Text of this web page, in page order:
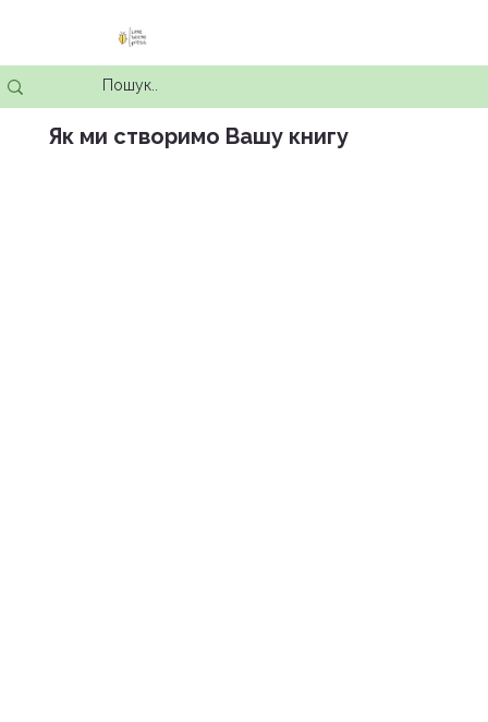
Як ми створимо Вашу книгу